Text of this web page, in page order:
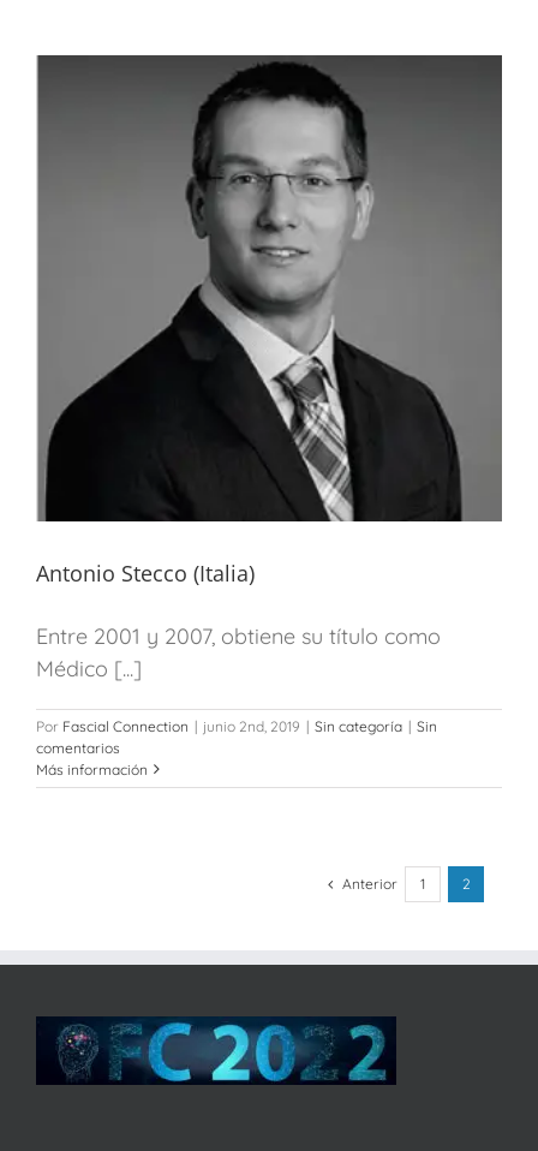
Antonio Stecco (Italia)
Entre 2001 y 2007, obtiene su título como
Médico [...]
Por Fascial Connection | junio 2nd, 2019 | Sin categoría | Sin
comentarios
Más información
Anterior 1 2